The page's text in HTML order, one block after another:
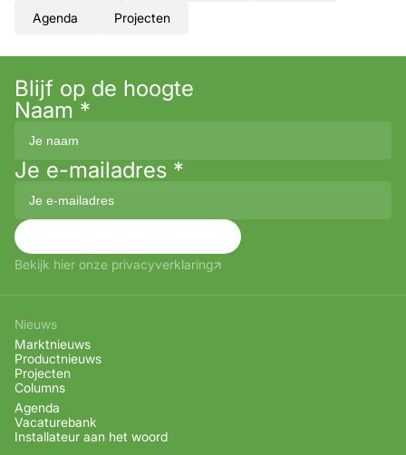
Agenda Projecten
Blijf op de hoogte
Naam *
Je e-mailadres *
Bekijk hier onze privacyverklaring
Nieuws
Marktnieuws
Productnieuws
Projecten
Columns
Agenda
Vacaturebank
Installateur aan het woord